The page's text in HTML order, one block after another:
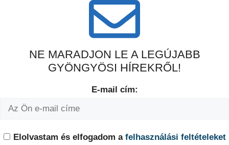
NE MARADJON LE A LEGÚJABB
GYÖNGYÖSI HÍREKRŐL!
E-mail cím:
Elolvastam és elfogadom a felhasználási feltételeket